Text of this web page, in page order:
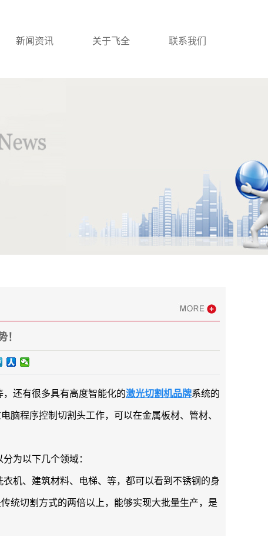
新闻资讯 关于飞全 联系我们
！
还有很多具有高度智能化的激光切割机品牌系统的
脑程序控制切割头工作，可以在金属板材、管材、
为以下几个领域：
机、建筑材料、电梯、等，都可以看到不锈钢的身
统切割方式的两倍以上，能够实现大批量生产，是